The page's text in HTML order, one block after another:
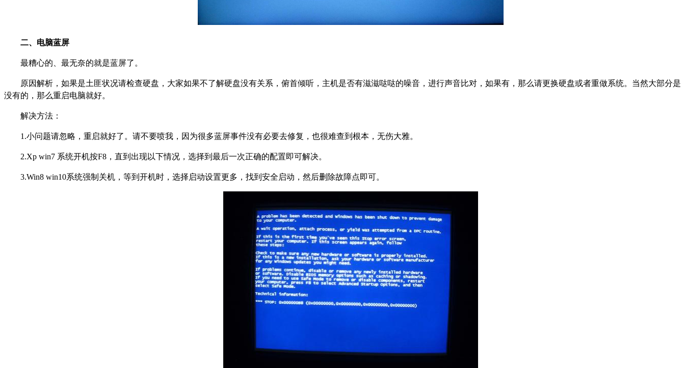
二、电脑蓝屏
最糟心的、最无奈的就是蓝屏了。
原因解析，如果是土匪状况请检查硬盘，大家如果不了解硬盘没有关系，俯首倾听，主机是否有滋滋哒哒的噪音，进行声音比对，如果有，那么请更换硬盘或者重做系统。当然大部分是
没有的，那么重启电脑就好。
解决方法：
1.小问题请忽略，重启就好了。请不要喷我，因为很多蓝屏事件没有必要去修复，也很难查到根本，无伤大雅。
2.Xp win7 系统开机按F8，直到出现以下情况，选择到最后一次正确的配置即可解决。
3.Win8 win10系统强制关机，等到开机时，选择启动设置更多，找到安全启动，然后删除故障点即可。